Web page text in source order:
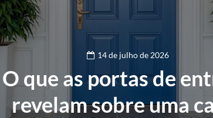
14 de julho de 2026
O que as portas de
revelam sobre uma